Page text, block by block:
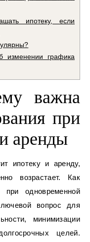
ипотеку, если
изменении графика
важна
при
аренды
ипотеку и аренду,
возрастает. Как
одновременной
вопрос для
минимизации
целей.